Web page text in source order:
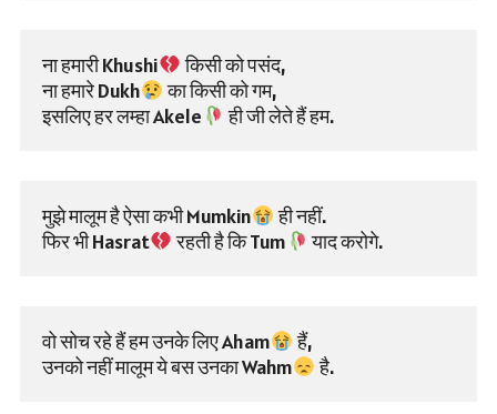
ना हमारी Khushi
किसी को पसंद,
ना हमारे Dukh
का किसी को गम,
इसलिए हर लम्हा Akele
ही जी लेते हैं हम.
मुझे मालूम है ऐसा कभी Mumkin
ही नहीं.
फिर भी Hasrat
रहती है कि Tum याद करोगे.
वो सोच रहे हैं हम उनके लिए Aham
हैं,
उनको नहीं मालूम ये बस उनका Wahm
है.